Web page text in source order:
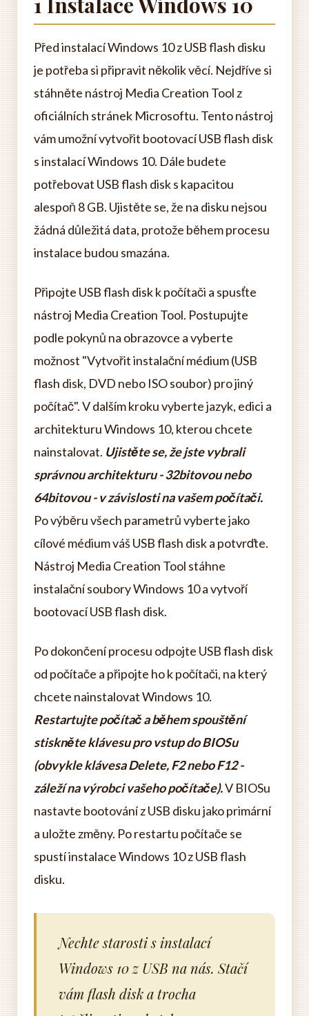
Před instalací Windows 10 z USB flash disku
je potřeba si připravit několik věcí. Nejdříve si
stáhněte nástroj Media Creation Tool z
oficiálních stránek Microsoftu. Tento nástroj
vám umožní vytvořit bootovací USB flash disk
s instalací Windows 10. Dále budete
potřebovat USB flash disk s kapacitou
alespoň 8 GB. Ujistěte se, že na disku nejsou
žádná důležitá data, protože během procesu
instalace budou smazána.
Připojte USB flash disk k počítači a spusťte
nástroj Media Creation Tool. Postupujte
podle pokynů na obrazovce a vyberte
možnost "Vytvořit instalační médium (USB
flash disk, DVD nebo ISO soubor) pro jiný
počítač". V dalším kroku vyberte jazyk, edici a
architekturu Windows 10, kterou chcete
nainstalovat. Ujistěte se, že jste vybrali
správnou architekturu - 32bitovou nebo
64bitovou - v závislosti na vašem počítači.
Po výběru všech parametrů vyberte jako
cílové médium váš USB flash disk a potvrďte.
Nástroj Media Creation Tool stáhne
instalační soubory Windows 10 a vytvoří
bootovací USB flash disk.
Po dokončení procesu odpojte USB flash disk
od počítače a připojte ho k počítači, na který
chcete nainstalovat Windows 10.
Restartujte počítač a během spouštění
stiskněte klávesu pro vstup do BIOSu
(obvykle klávesa Delete, F2 nebo F12 -
záleží na výrobci vašeho počítače).V BIOSu
nastavte bootování z USB disku jako primární
a uložte změny. Po restartu počítače se
spustí instalace Windows 10 z USB flash
disku.
Nechte starosti s instalací
Windows 10 z USB na nás. Stačí
vám flash disk a trocha